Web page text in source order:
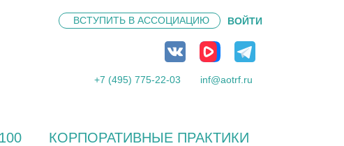
ВСТУПИТЬ В АССОЦИАЦИЮ ВОЙТИ
+7 (495) 775-22-03 inf@aotrf.ru
КОРПОРАТИВНЫЕ ПРАКТИКИ